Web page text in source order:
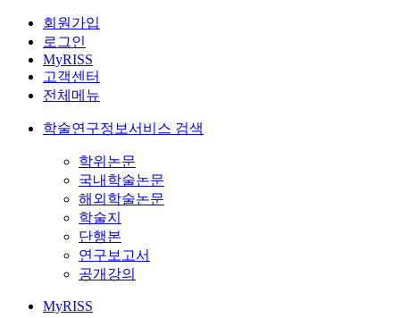
회원가입
로그인
MyRISS
고객센터
전체메뉴
학술연구정보서비스 검색
학위논문
국내학술논문
해외학술논문
학술지
단행본
연구보고서
공개강의
MyRISS